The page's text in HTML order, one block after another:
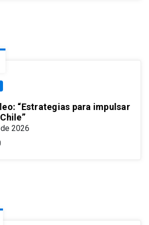
“Estrategias para impulsar
2026